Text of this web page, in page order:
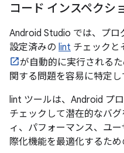
コード インスペクシ
Android Studio では、プ
設定済みの lint チェックと
が自動的に実行される
関する問題を容易に特定し
lint ツールは、Android プ
チェックして潜在的なバ
ィ、パフォーマンス、ユ
際化機能を最適化するため